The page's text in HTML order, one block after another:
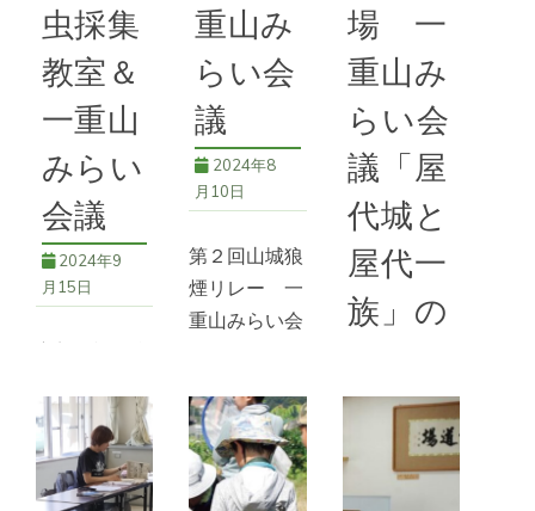
59号
みらい会議 ,千曲
市教育委員会 ,
代城
満照寺
虫採集
教室＆
一重山
みらい
会議
2024年9
月15日
採集教室＆一
重山みらい会
議 ７月28
重山み
らい会
議
2024年8
月10日
第２回山城狼
煙リレー 一
重山みらい会
の山城関係団
体と教育委員
会で初めて開
場 一
重山み
らい会
議「屋
代城と
屋代一
族」の
2024年3
講演会に１２